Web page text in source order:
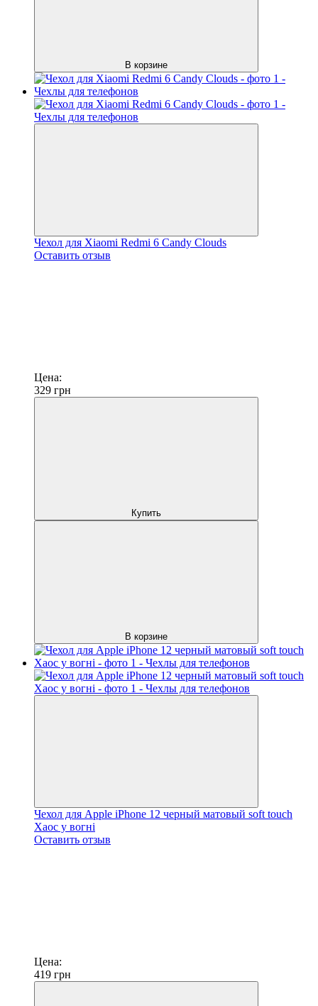
В корзине
Чехол для Xiaomi Redmi 6 Candy Clouds
Оставить отзыв
Цена:
329 грн
Купить
В корзине
Чехол для Apple iPhone 12 черный матовый soft touch
Хаос у вогні
Оставить отзыв
Цена:
419 грн